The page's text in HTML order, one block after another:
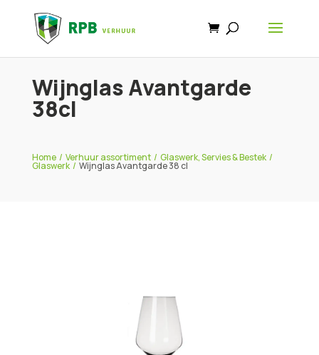
Wijnglas Avantgarde
38cl
Home/ Verhuur assortiment/ Glaswerk, Servies & Bestek /
Glaswerk / Wijnglas Avantgarde 38 cl